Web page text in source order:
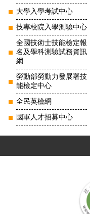
大學入學考試中心
技專校院入學測驗中心
全國技術士技能檢定報
名及學科測驗試務資訊
網
勞動部勞動力發展署技
能檢定中心
全民英檢網
國軍人才招募中心